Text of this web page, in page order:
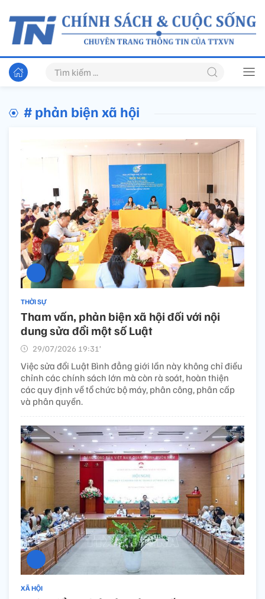
# phản biện xã hội
THỜI SỰ
Tham vấn, phản biện xã hội đối với nội
dung sửa đổi một số Luật
29/07/2026 19:31’
Việc sửa đổi Luật Bình đẳng giới lần này không chỉ điều
chỉnh các chính sách lớn mà còn rà soát, hoàn thiện
các quy định về tổ chức bộ máy, phân công, phân cấp
và phân quyền.
XÃ HỘI